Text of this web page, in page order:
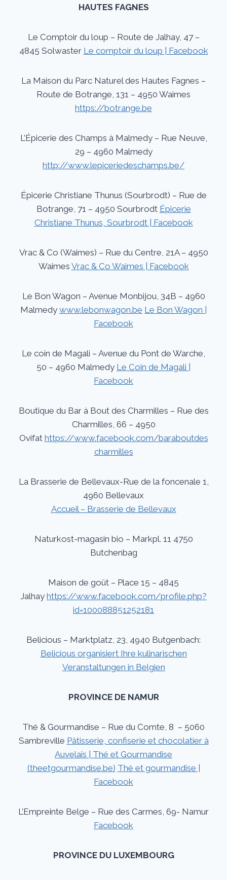
HAUTES FAGNES
Le Comptoir du loup – Route de Jalhay, 47 –
4845 Solwaster Le comptoir du loup | Facebook
La Maison du Parc Naturel des Hautes Fagnes –
Route de Botrange, 131 – 4950 Waimes
https://botrange.be
L’Épicerie des Champs à Malmedy – Rue Neuve,
29 – 4960 Malmedy
http://www.lepiceriedeschamps.be/
Épicerie Christiane Thunus (Sourbrodt) – Rue de
Botrange, 71 – 4950 Sourbrodt Épicerie
Christiane Thunus, Sourbrodt | Facebook
Vrac & Co (Waimes) – Rue du Centre, 21A – 4950
Waimes Vrac & Co Waimes | Facebook
Le Bon Wagon – Avenue Monbijou, 34B – 4960
Malmedy www.lebonwagon.be Le Bon Wagon |
Facebook
Le coin de Magali – Avenue du Pont de Warche,
50 – 4960 Malmedy Le Coin de Magali |
Facebook
Boutique du Bar à Bout des Charmilles – Rue des
Charmilles, 66 – 4950
Ovifat https://www.facebook.com/baraboutdes
charmilles
La Brasserie de Bellevaux-Rue de la foncenale 1,
4960 Bellevaux
Accueil – Brasserie de Bellevaux
Naturkost-magasin bio – Markpl. 11 4750
Butchenbag
Maison de goût – Place 15 – 4845
Jalhay https://www.facebook.com/profile.php?
id=100088851252181
Belicious – Marktplatz, 23, 4940 Butgenbach:
Belicious organisiert Ihre kulinarischen
Veranstaltungen in Belgien
PROVINCE DE NAMUR
Thé & Gourmandise – Rue du Comte, 8 – 5060
Sambreville Pâtisserie, confiserie et chocolatier à
Auvelais | Thé et Gourmandise
(theetgourmandise.be) Thé et gourmandise |
Facebook
L’Empreinte Belge – Rue des Carmes, 69- Namur
Facebook
PROVINCE DU LUXEMBOURG